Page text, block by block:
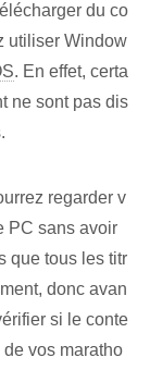
du co
utiliser Window
. En effet, certa
ne sont pas dis
regarder v
PC sans avoir
que tous les titr
donc avan
si le conte
vos maratho